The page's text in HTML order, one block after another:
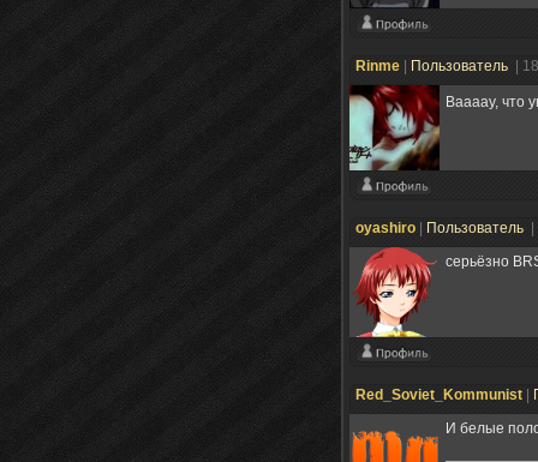
Rinme Пользователь |
Ваааау, что
oyashiro Пользователь
серьёзно
Red_Soviet_Kommunist
И белые